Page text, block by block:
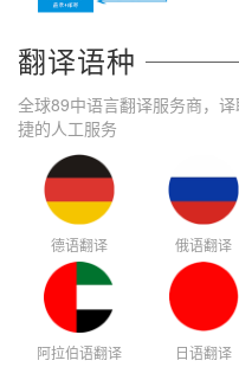
翻译语种
全球89中语言翻译服务商，
捷的人工服务
德语翻译 俄语翻译
阿拉伯语翻译 日语翻译